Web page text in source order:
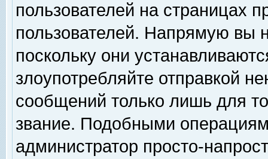
пользователей на страницах
пользователей. Напрямую вы
поскольку они
злоупотребляйте отправкой
сообщений только лишь для
звание. Подобными
администратор просто-